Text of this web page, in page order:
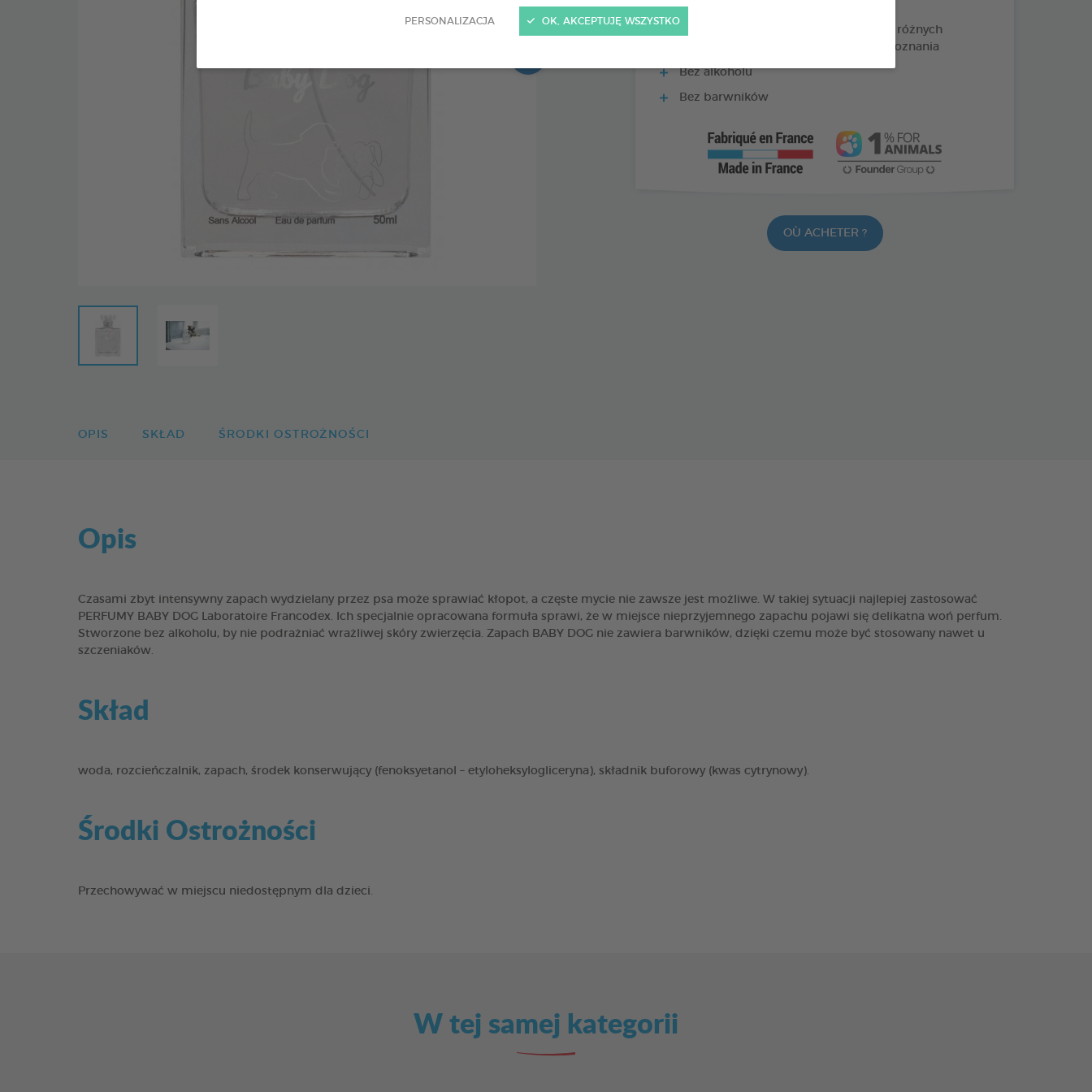
PERSONALIZACJA OK, AKCEPTUJĘ WSZYSTKO
Nowoczesna gama dostępna jest w 5 różnych
zapachach, by zapewnić zróżnicowane doznania
Bez alkoholu
Bez barwników
OÙ ACHETER ?
OPIS SKŁAD ŚRODKI OSTROŻNOŚCI
Opis
Czasami zbyt intensywny zapach wydzielany przez psa może sprawiać kłopot, a częste mycie nie zawsze jest możliwe. W takiej sytuacji najlepiej zastosować
PERFUMY BABY DOG Laboratoire Francodex. Ich specjalnie opracowana formuła sprawi, że w miejsce nieprzyjemnego zapachu pojawi się delikatna woń perfum.
Stworzone bez alkoholu, by nie podrażniać wrażliwej skóry zwierzęcia. Zapach BABY DOG nie zawiera barwników, dzięki czemu może być stosowany nawet u
szczeniaków.
Skład
woda, rozcieńczalnik, zapach, środek konserwujący (fenoksyetanol – etyloheksylogliceryna), składnik buforowy (kwas cytrynowy).
Środki Ostrożności
Przechowywać w miejscu niedostępnym dla dzieci.
W tej samej kategorii